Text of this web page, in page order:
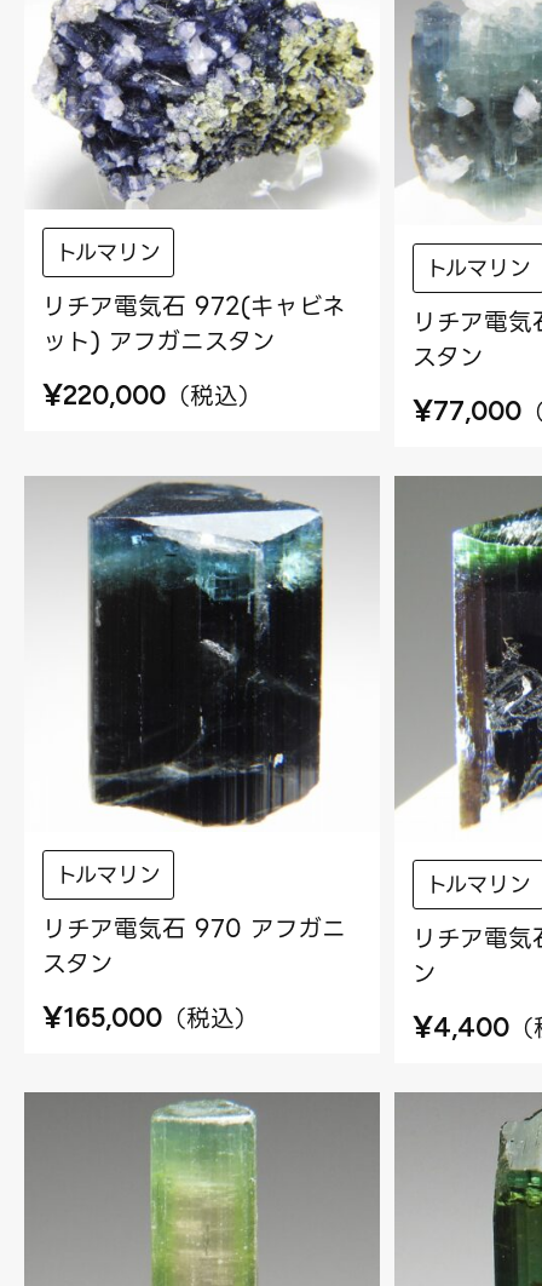
トルマリン
リチア電気石 972(キャビネ
ット) アフガニスタン
¥220,000 （税込）
トルマリン
リチア電
スタン
¥77,000
トルマリン
リチア電気石 970 アフガニ
スタン
¥165,000 （税込）
トルマリン
リチア電
ン
¥4,400 （